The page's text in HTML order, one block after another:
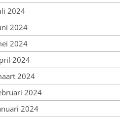
2024
2024
2024
2024
2024
2024
2024